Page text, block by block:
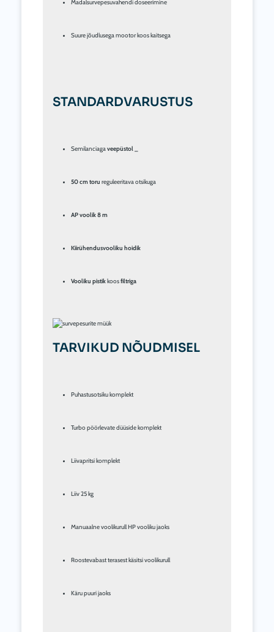
Madalsurvepesuvahendi doseerimine
Suure jõudlusega mootor koos kaitsega
STANDARDVARUSTUS
Semilanciaga veepüstol
50 cm toru reguleeritava otsikuga
AP voolik 8 m
Kiirühendusvooliku hoidik
Vooliku pistik koos filtriga
TARVIKUD NÕUDMISEL
Puhastusotsiku komplekt
Turbo pöörlevate düüside komplekt
Liivapritsi komplekt
Liiv 25 kg
Manuaalne voolikurull HP vooliku jaoks
Roostevabast terasest käsitsi voolikurull
Käru puuri jaoks